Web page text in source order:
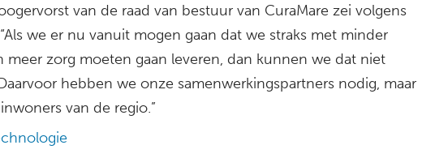
van de raad van bestuur van CuraMare zei volgens
we er nu vanuit mogen gaan dat we straks met minder
meer zorg moeten gaan leveren, dan kunnen we dat niet
hebben we onze samenwerkingspartners nodig, maar
van de regio.”